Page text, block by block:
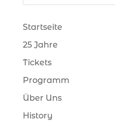
Startseite
25 Jahre
Tickets
Programm
Über Uns
History